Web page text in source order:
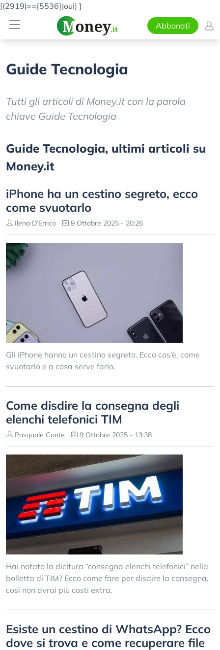
[(2919|=={5536}|oui) ]
Abbonati
Guide Tecnologia
Tutti gli articoli di Money.it con la parola
chiave Guide Tecnologia
Guide Tecnologia, ultimi articoli su
Money.it
iPhone ha un cestino segreto, ecco
come svuotarlo
Ilena D’Errico 9 Ottobre 2025 - 20:26
Gli iPhone hanno un cestino segreto. Ecco cos’è, come
svuotarlo e a cosa serve farlo.
Come disdire la consegna degli
elenchi telefonici TIM
Pasquale Conte 9 Ottobre 2025 - 13:38
Hai notato la dicitura “consegna elenchi telefonici” nella
bolletta di TIM? Ecco come fare per disdire la consegna,
così non avrai più costi extra.
Esiste un cestino di WhatsApp? Ecco
dove si trova e come recuperare file